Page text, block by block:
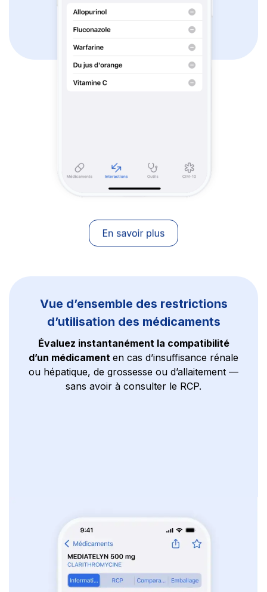
Vue d’ensemble des restrictions
d’utilisation des médicaments
Évaluez instantanément la compatibilité
d’un médicament en cas d’insuffisance rénale
ou hépatique, de grossesse ou d’allaitement —
sans avoir à consulter le RCP.